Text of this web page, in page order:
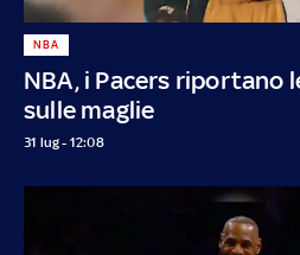
NBA, i Pacers riportano
sulle maglie
NBA
31 lug - 12:08